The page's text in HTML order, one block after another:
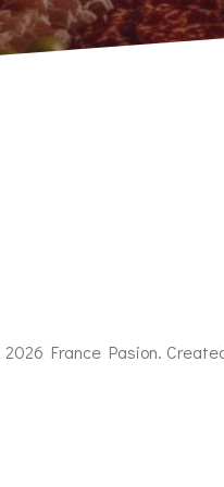
France Pasion.